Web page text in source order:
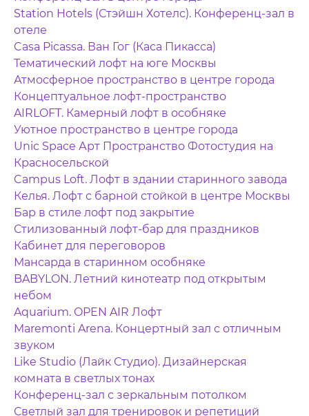
Station Hotels (Стэйшн Хотелс). Конференц-зал в
отеле
Casa Picassa. Ван Гог (Каса Пикасса)
Тематический лофт на юге Москвы
Атмосферное пространство в центре города
Концептуальное лофт-пространство
AIRLOFT. Камерный лофт в особняке
Уютное пространство в центре города
Unic Space Арт Пространство Фотостудия на
Красносельской
Campus Loft. Лофт в здании старинного завода
Келья. Лофт с барной стойкой в центре Москвы
Бар в стиле лофт под закрытие
Стилизованный лофт-бар для праздников
Кабинет для переговоров
Мансарда в старинном особняке
BABYLON. Летний кинотеатр под открытым
небом
Aquarium. OPEN AIR Лофт
Maremonti Arena. Концертный зал с отличным
звуком
Like Studio (Лайк Студио). Дизайнерская
комната в светлых тонах
Конференц-зал с зеркальным потолком
Светлый зал для тренировок и репетиций